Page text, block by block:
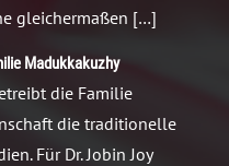
gleichermaßen […]
Madukkakuzhy
die Familie
die traditionelle
Für Dr. Jobin Joy